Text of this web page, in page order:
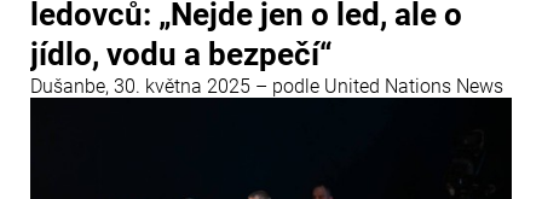
ledovců: „Nejde jen o led, ale o
jídlo, vodu a bezpečí“
Dušanbe, 30. května 2025 – podle United Nations News